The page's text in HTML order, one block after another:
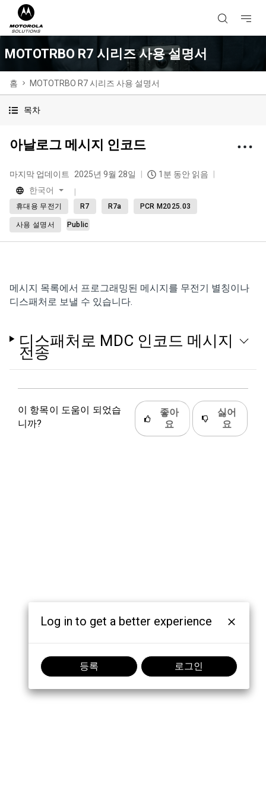
MOTOTRBO R7 시리즈 사용 설명서
홈 MOTOTRBO R7 시리즈 사용 설명서
목차
아날로그 메시지 인코드
마지막 업데이트 2025년 9월 28일
1분 동안 읽음
한국어
휴대용 무전기 R7 R7a PCR M2025.03
사용 설명서 Public
메시지 목록에서 프로그래밍된 메시지를 무전기 별칭이나
디스패처로 보낼 수 있습니다.
디스패처로 MDC 인코드 메시지
전송
이 항목이 도움이 되었습
니까?
좋아
요
싫어
요
Log in to get a better experience
등록 로그인